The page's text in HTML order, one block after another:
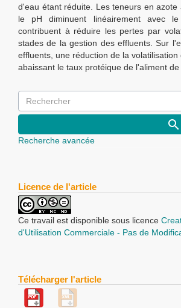
d'eau étant réduite. Les teneurs en
le pH diminuent linéairement avec
contribuent à réduire les pertes par
stades de la gestion des effluents. Sur
effluents, une réduction de la
abaissant le taux protéique de l'aliment de
Recherche avancée
Licence de l'article
Ce travail est disponible sous licence
d'Utilisation Commerciale - Pas de
Télécharger l'article